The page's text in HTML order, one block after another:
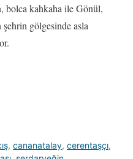
bolca kahkaha ile Gönül,
gölgesinde asla
, cananatalay, cerentaşçı,